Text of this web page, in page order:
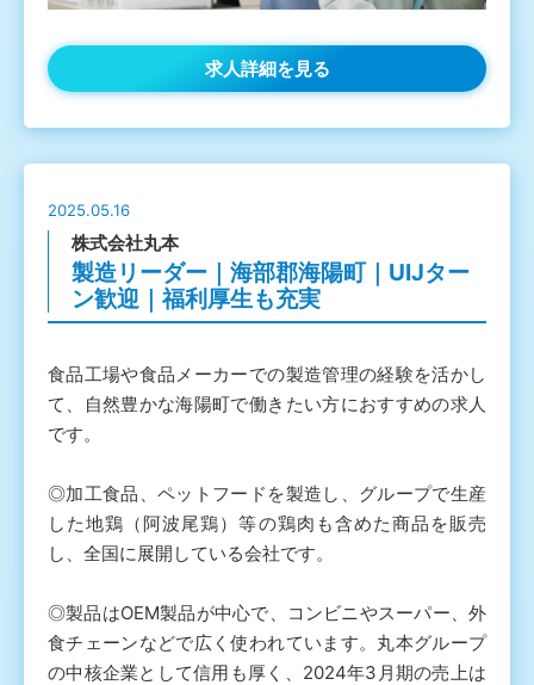
求人詳細を見る
2025.05.16
株式会社丸本
製造リーダー｜海部郡海陽町｜UIJター
ン歓迎｜福利厚生も充実
食品工場や食品メーカーでの製造管理の経験を活かし
て、自然豊かな海陽町で働きたい方におすすめの求人
です。
◎加工食品、ペットフードを製造し、グループで生産
した地鶏（阿波尾鶏）等の鶏肉も含めた商品を販売
し、全国に展開している会社です。
◎製品はOEM製品が中心で、コンビニやスーパー、外
食チェーンなどで広く使われています。丸本グループ
の中核企業として信用も厚く、2024年3月期の売上は